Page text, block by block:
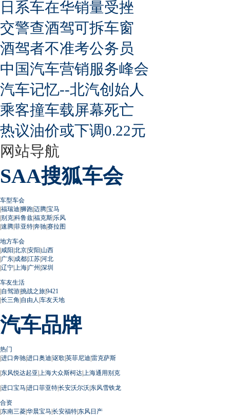
日系车在华销量受挫
交警查酒驾可拆车窗
酒驾者不准考公务员
中国汽车营销服务峰会
汽车记忆--北汽创始人
乘客撞车载屏幕死亡
热议油价或下调0.22元
网站导航
SAA搜狐车会
车型车会
|福瑞迪|狮跑|迈腾|宝马
|别克|科鲁兹|福克斯|乐风
|速腾|菲亚特|奔驰|赛拉图
地方车会
|咸阳|北京|安阳|山西
|广东|成都|江苏|河北
|辽宁| 上海|广州 |深圳
车友生活
|自驾游|挑战之旅|9421
|长三角 |自由人 |车友天地
汽车品牌
热门
|进口奔驰|进口奥迪|讴歌|英菲尼迪|雷克萨斯
|东风悦达起亚| 上海大众斯柯达| 上海通用别克
|进口宝马|进口菲亚特|长安沃尔沃|东风雪铁龙
合资
|东南三菱|华晨宝马|长安福特|东风日产